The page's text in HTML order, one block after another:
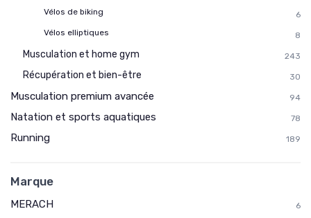
Vélos de biking
6
Vélos elliptiques
8
Musculation et home gym 243
Récupération et bien-être 30
Musculation premium avancée 94
Natation et sports aquatiques 78
Running 189
Marque
MERACH 6